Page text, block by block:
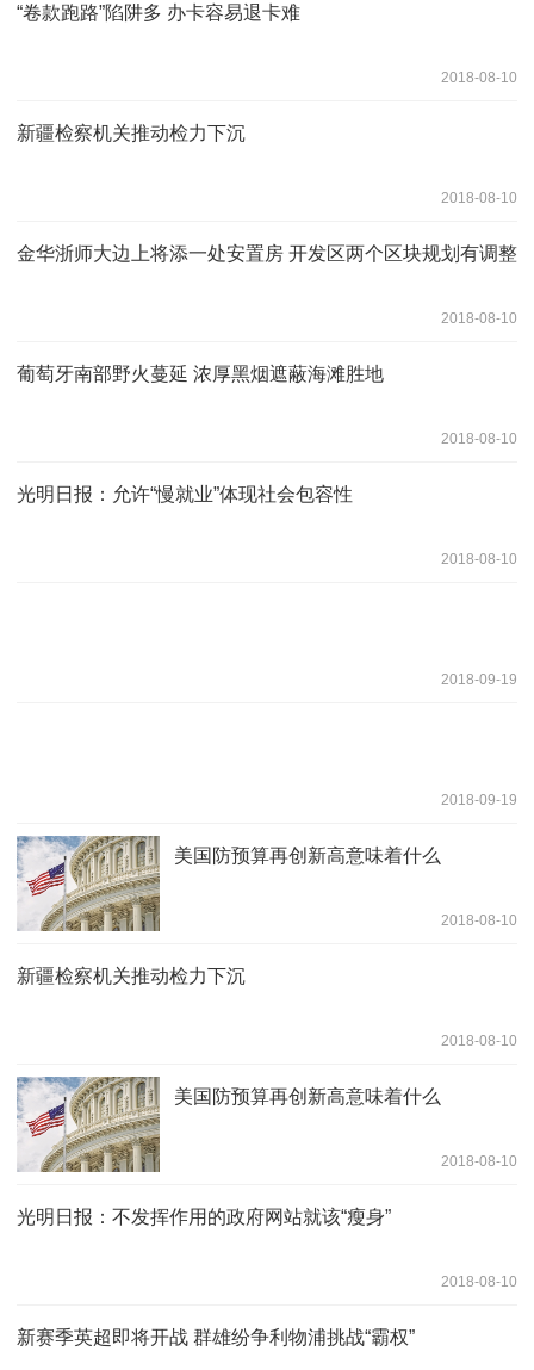
“卷款跑路”陷阱多 办卡容易退卡难
2018-08-10
新疆检察机关推动检力下沉
2018-08-10
金华浙师大边上将添一处安置房 开发区两个区块规划有调整
2018-08-10
葡萄牙南部野火蔓延 浓厚黑烟遮蔽海滩胜地
2018-08-10
光明日报：允许“慢就业”体现社会包容性
2018-08-10
2018-09-19
2018-09-19
美国防预算再创新高意味着什么
2018-08-10
新疆检察机关推动检力下沉
2018-08-10
美国防预算再创新高意味着什么
2018-08-10
光明日报：不发挥作用的政府网站就该“瘦身”
2018-08-10
新赛季英超即将开战 群雄纷争利物浦挑战“霸权”